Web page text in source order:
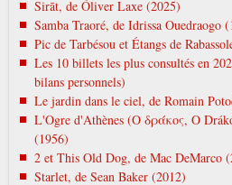
Sirāt, de Óliver Laxe (2025)
Samba Traoré, de Idrissa Ouedraogo
Pic de Tarbésou et Étangs de
Les 10 billets les plus consultés en
bilans personnels)
Le jardin dans le ciel, de Romain
L'Ogre d'Athènes (Ο δράκος, O
(1956)
2 et This Old Dog, de Mac DeMarco
Starlet, de Sean Baker (2012)